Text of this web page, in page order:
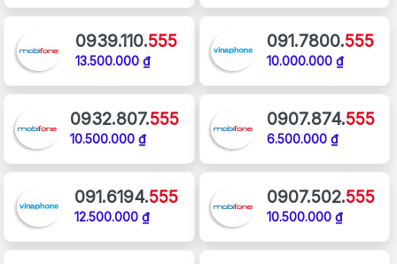
0939.110.555
13.500.000 ₫
091.7800.555
10.000.000 ₫
0932.807.555
10.500.000 ₫
0907.874.555
6.500.000 ₫
091.6194.555
12.500.000 ₫
0907.502.555
10.500.000 ₫